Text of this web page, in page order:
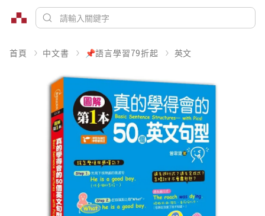
首頁 中文書 📌語言學習79折起 英文